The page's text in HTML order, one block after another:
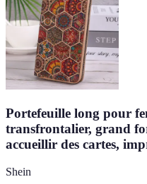
Portefeuille long pour
transfrontalier, grand
accueillir des cartes,
Shein